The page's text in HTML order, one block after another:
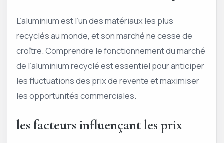
L’aluminium est l’un des matériaux les plus
recyclés au monde, et son marché ne cesse de
croître. Comprendre le fonctionnement du marché
de l’aluminium recyclé est essentiel pour anticiper
les fluctuations des prix de revente et maximiser
les opportunités commerciales.
les facteurs influençant les prix